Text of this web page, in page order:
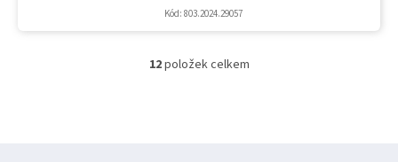
Kód: 803.2024.29057
O
12položek celkem